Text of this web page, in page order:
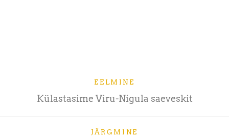
EELMINE
Külastasime Viru-Nigula saeveskit
JÄRGMINE